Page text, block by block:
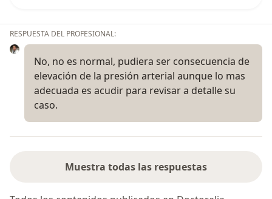
RESPUESTA DEL PROFESIONAL:
No, no es normal, pudiera ser consecuencia de
elevación de la presión arterial aunque lo mas
adecuada es acudir para revisar a detalle su
caso.
Muestra todas las respuestas